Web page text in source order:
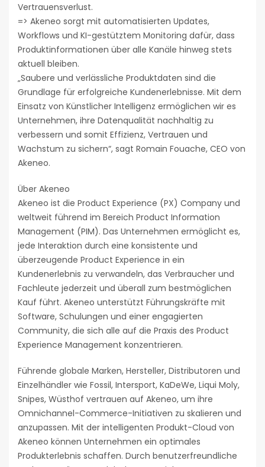
Vertrauensverlust.
=> Akeneo sorgt mit automatisierten Updates,
Workflows und KI-gestütztem Monitoring dafür, dass
Produktinformationen über alle Kanäle hinweg stets
aktuell bleiben.
„Saubere und verlässliche Produktdaten sind die
Grundlage für erfolgreiche Kundenerlebnisse. Mit dem
Einsatz von Künstlicher Intelligenz ermöglichen wir es
Unternehmen, ihre Datenqualität nachhaltig zu
verbessern und somit Effizienz, Vertrauen und
Wachstum zu sichern“, sagt Romain Fouache, CEO von
Akeneo.
Über Akeneo
Akeneo ist die Product Experience (PX) Company und
weltweit führend im Bereich Product Information
Management (PIM). Das Unternehmen ermöglicht es,
jede Interaktion durch eine konsistente und
überzeugende Product Experience in ein
Kundenerlebnis zu verwandeln, das Verbraucher und
Fachleute jederzeit und überall zum bestmöglichen
Kauf führt. Akeneo unterstützt Führungskräfte mit
Software, Schulungen und einer engagierten
Community, die sich alle auf die Praxis des Product
Experience Management konzentrieren.
Führende globale Marken, Hersteller, Distributoren und
Einzelhändler wie Fossil, Intersport, KaDeWe, Liqui Moly,
Snipes, Wüsthof vertrauen auf Akeneo, um ihre
Omnichannel-Commerce-Initiativen zu skalieren und
anzupassen. Mit der intelligenten Produkt-Cloud von
Akeneo können Unternehmen ein optimales
Produkterlebnis schaffen. Durch benutzerfreundliche